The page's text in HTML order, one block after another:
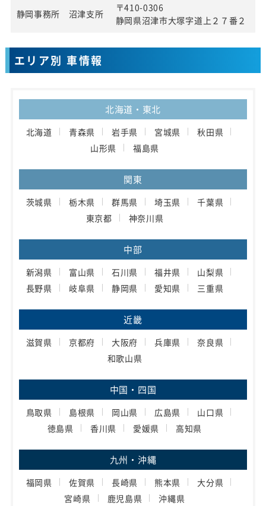
静岡事務所 沼津支所
〒410-0306
静岡県沼津市大塚字道上２７番２
エリア別 車情報
北海道・東北
北海道 青森県 岩手県 宮城県
秋田県
山形県
福島県
関東
茨城県 栃木県 群馬県 埼玉県
千葉県
東京都
神奈川県
中部
新潟県 富山県 石川県 福井県
山梨県
長野県
岐阜県 静岡県 愛知県 三重県
近畿
滋賀県 京都府 大阪府 兵庫県
奈良県
和歌山県
中国・四国
鳥取県 島根県 岡山県 広島県
山口県
徳島県
香川県 愛媛県 高知県
九州・沖縄
福岡県 佐賀県 長崎県 熊本県
大分県
宮崎県
鹿児島県 沖縄県